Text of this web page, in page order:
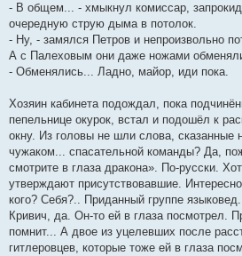
- В общем... - хмыкнул комиссар,
очередную струю дыма в потолок.
- Ну, - замялся Петров и непроизвольно
А с Палеховым они даже ножами
- Обменялись... Ладно, майор, иди пока.
Хозяин кабинета подождал, пока
пепельнице окурок, встал и подошёл к
окну. Из головы не шли слова, сказанные
чужаком... спасательной команды? Да,
смотрите в глаза дракона». По-русски.
утверждают присутствовавшие.
кого? Себя?.. Приданный группе
Кривич, да. Он-то ей в глаза посмотрел.
помнит... А двое из уцелевших после
гитлеровцев, которые тоже ей в глаза